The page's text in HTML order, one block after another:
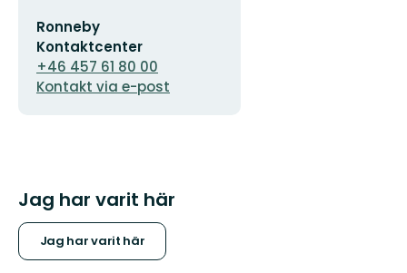
postadress
Ronneby
Kontaktcenter
+46 457 61 80 00
Kontakt via e-post
Jag har varit här
Jag har varit här